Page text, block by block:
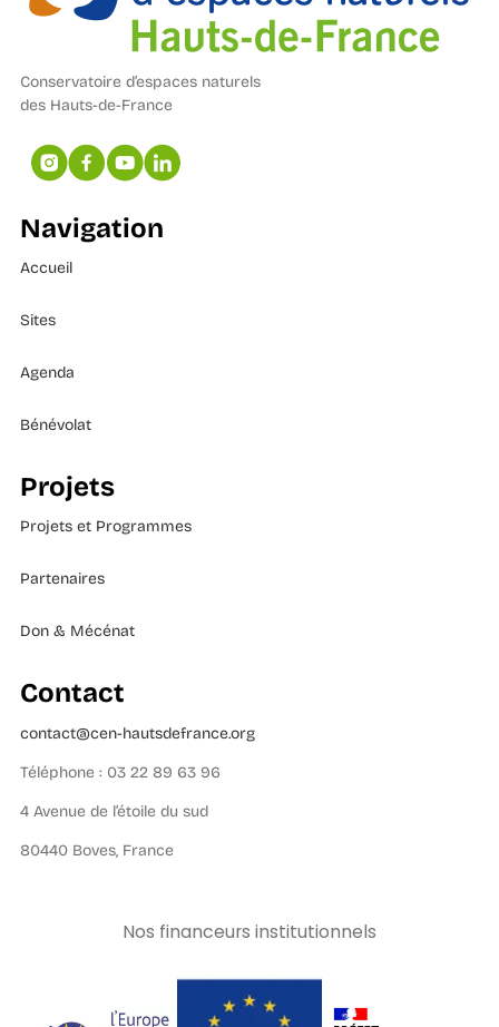
Conservatoire d’espaces naturels
des Hauts-de-France
Navigation
Accueil
Sites
Agenda
Bénévolat
Projets
Projets et Programmes
Partenaires
Don & Mécénat
Contact
contact@cen-hautsdefrance.org
Téléphone : 03 22 89 63 96
4 Avenue de l’étoile du sud
80440 Boves, France
Nos financeurs institutionnels